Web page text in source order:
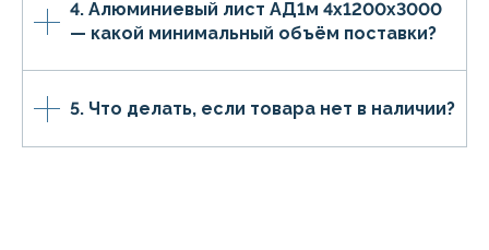
4. Алюминиевый лист АД1м 4х1200х3000
— какой минимальный объём поставки?
5. Что делать, если товара нет в наличии?